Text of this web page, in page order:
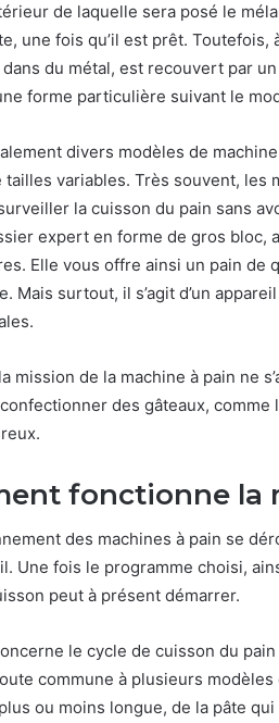
de laquelle sera posé le
une fois qu’il est prêt.
du métal, est recouvert par
forme particulière suivant le
divers modèles de
tailles variables. Très souvent, les
la cuisson du pain sans
expert en forme de gros bloc,
Elle vous offre ainsi un pain de
Mais surtout, il s’agit d’un
mission de la machine à pain ne
des gâteaux,
fonctionne la
des machines à pain se
Une fois le programme choisi,
peut à présent démarrer.
le cycle de cuisson du
commune à plusieurs
ou moins longue, de la pâte